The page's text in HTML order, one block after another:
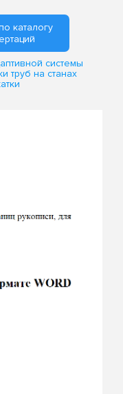
каталогу
системы
труб на станах